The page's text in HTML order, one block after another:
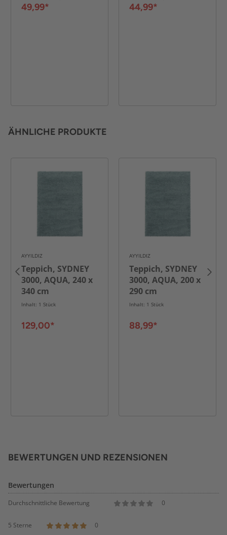
49,99*
44,99*
ÄHNLICHE PRODUKTE
AYYILDIZ
Teppich, SYDNEY
3000, AQUA, 240 x
340 cm
Inhalt: 1 Stück
129,00*
AYYILDIZ
Teppich, SYDNEY
3000, AQUA, 200 x
290 cm
Inhalt: 1 Stück
88,99*
BEWERTUNGEN UND REZENSIONEN
Bewertungen
Durchschnittliche Bewertung 0
5 Sterne
0